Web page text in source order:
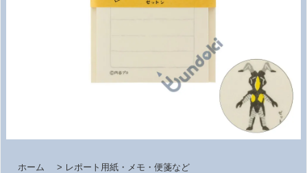
ホーム > レポート用紙・メモ・便箋など